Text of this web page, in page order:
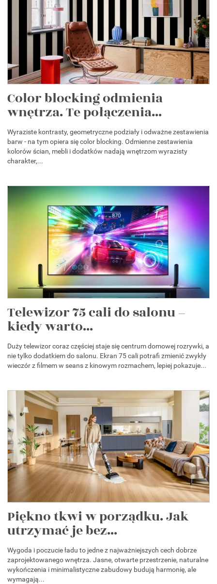
Color blocking odmienia
wnętrza. Te połączenia...
Wyraziste kontrasty, geometryczne podziały i odważne zestawienia
barw - na tym opiera się color blocking. Odmienne zestawienia
kolorów ścian, mebli i dodatków nadają wnętrzom wyrazisty
charakter,...
Telewizor 75 cali do salonu –
kiedy warto...
Duży telewizor coraz częściej staje się centrum domowej rozrywki, a
nie tylko dodatkiem do salonu. Ekran 75 cali potrafi zmienić zwykły
wieczór z filmem w seans z kinowym rozmachem, lepiej pokazuje...
Piękno tkwi w porządku. Jak
utrzymać je bez...
Wygoda i poczucie ładu to jedne z najważniejszych cech dobrze
zaprojektowanego wnętrza. Jasne, otwarte przestrzenie, naturalne
wykończenia i minimalistyczne zabudowy budują harmonię, ale
wymagają...